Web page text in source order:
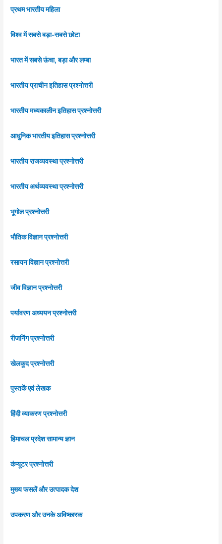
प्रथम भारतीय महिला
विश्व में सबसे बड़ा-सबसे छोटा
भारत में सबसे ऊंचा, बड़ा और लम्बा
भारतीय प्राचीन इतिहास प्रश्नोत्तरी
भारतीय मध्यकालीन इतिहास प्रश्नोत्तरी
आधुनिक भारतीय इतिहास प्रश्नोत्तरी
भारतीय राजव्यवस्था प्रश्नोत्तरी
भारतीय अर्थव्यवस्था प्रश्नोत्तरी
भूगोल प्रश्नोत्तरी
भौतिक विज्ञान प्रश्नोत्तरी
रसायन विज्ञान प्रश्नोत्तरी
जीव विज्ञान प्रश्नोत्तरी
पर्यावरण अध्ययन प्रश्नोत्तरी
रीजनिंग प्रश्नोत्तरी
खेलकूद प्रश्नोत्तरी
पुस्तकें एवं लेखक
हिंदी व्याकरण प्रश्नोत्तरी
हिमाचल प्रदेश सामान्य ज्ञान
कंप्यूटर प्रश्नोत्तरी
मुख्य फसलें और उत्पादक देश
उपकरण और उनके अविष्कारक